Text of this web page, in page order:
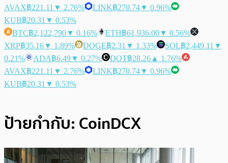
AVAX฿221.11 ▼ 2.76% LINK฿270.74▼ 0.96%
KUB฿20.31 ▼ 0.53%
BTC฿2,122,790▼ 0.16% ETH฿61,936.00▼ 0.56%
XRP฿35.16▼ 1.89% DOGE฿2.31 ▼ 1.33% SOL฿2,449.11 ▼
0.21%
ADA฿6.49▼ 0.27% DOT฿28.26 ▲ 1.76%
AVAX฿221.11 ▼ 2.76% LINK฿270.74▼ 0.96%
KUB฿20.31 ▼ 0.53%
ป้ายกำกับ: CoinDCX